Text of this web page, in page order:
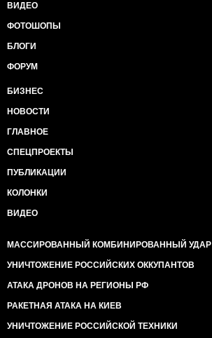
ВИДЕО
ФОТОШОПЫ
БЛОГИ
ФОРУМ
БИЗНЕС
НОВОСТИ
ГЛАВНОЕ
СПЕЦПРОЕКТЫ
ПУБЛИКАЦИИ
КОЛОНКИ
ВИДЕО
МАССИРОВАННЫЙ КОМБИНИРОВАННЫЙ УДАР
УНИЧТОЖЕНИЕ РОССИЙСКИХ ОККУПАНТОВ
АТАКА ДРОНОВ НА РЕГИОНЫ РФ
РАКЕТНАЯ АТАКА НА КИЕВ
УНИЧТОЖЕНИЕ РОССИЙСКОЙ ТЕХНИКИ